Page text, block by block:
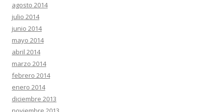
agosto 2014
julio 2014
junio 2014
mayo 2014
abril 2014
marzo 2014
febrero 2014
enero 2014
diciembre 2013